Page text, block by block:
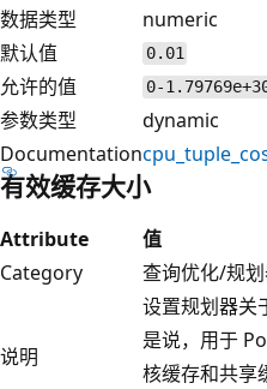
数据类型
numeric
默认值
0.01
允许的值 0-
参数类型
dynamic
Documentation
有效缓存大小
Attribute
值
Category
查询优化/规
说明
设置规划器关
是说，用于
核缓存和共享